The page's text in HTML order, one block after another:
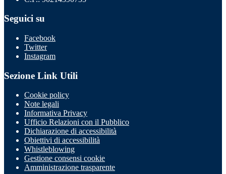
Seguici su
Facebook
Twitter
Instagram
Sezione Link Utili
Cookie policy
Note legali
Informativa Privacy
Ufficio Relazioni con il Pubblico
Dichiarazione di accessibilità
Obiettivi di accessibilità
Whistleblowing
Gestione consensi cookie
Amministrazione trasparente